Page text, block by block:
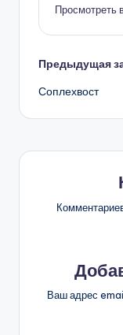
Просмотреть
записи
Предыдущая
Соплехвост
Ваш адрес